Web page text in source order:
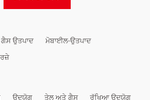
ਉਤਪਾਦ
ਮੋਬਾਈਲ-ਉਤਪਾਦ
ਉਦਯੋਗ ਤੇਲ ਅਤੇ ਗੈਸ ਰੱਖਿਆ ਉਦਯੋਗ